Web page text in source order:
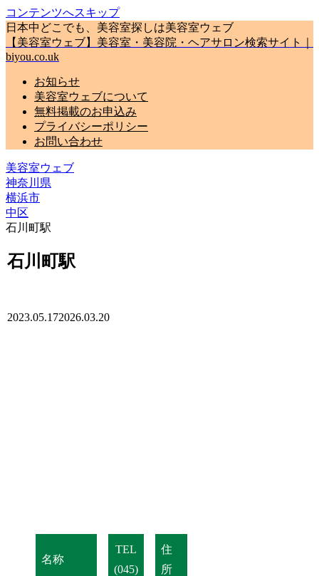
コンテンツへスキップ
日本中どこでも、美容室探しは美容室ウェブ
【美容室ウェブ】美容室・美容院・ヘアサロン検索サイト｜
biyou.co.uk
お知らせ
美容室ウェブについて
無料掲載のお申込み
プライバシーポリシー
お問い合わせ
美容室ウェブ
神奈川県
横浜市
中区
石川町駅
石川町駅
2023.05.172026.03.20
名称
TEL
(045)
住
所